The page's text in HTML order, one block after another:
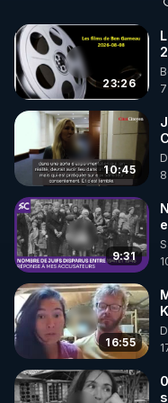
▶
https://
https://
asrgnre/
▶ Site RGNR :
http://
▶ Instagram RDLR :
https://
23:26
10:45
9:31
16:55